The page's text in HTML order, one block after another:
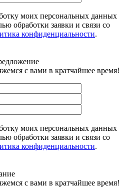
моих персональных данных
обработки заявки и связи со
конфиденциальности.
с вами в кратчайшее время!
моих персональных данных
обработки заявки и связи со
конфиденциальности.
с вами в кратчайшее время!